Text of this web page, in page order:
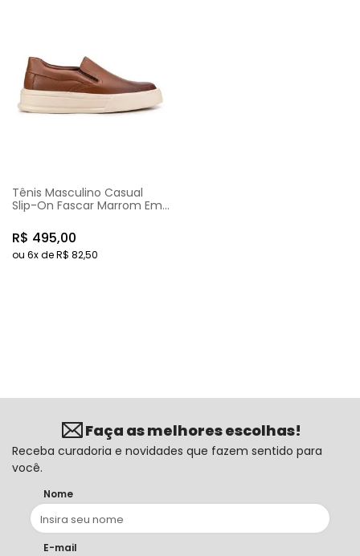
Tênis Masculino Casual
Slip-On Fascar Marrom Em
R$ 495,00
ou 6x deR$ 82,50
Faça as melhores escolhas!
Receba curadoria e novidades que fazem sentido para
você.
Nome
E-mail